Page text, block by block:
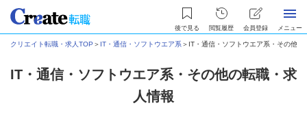
後で見る 閲覧履歴 会員登録 メニュー
クリエイト転職・求人TOP ＞ IT・通信・ソフトウエア系＞ IT・通信・ソフトウエア系・その他の
IT・通信・ソフトウエア系・その他の転職・求
人情報